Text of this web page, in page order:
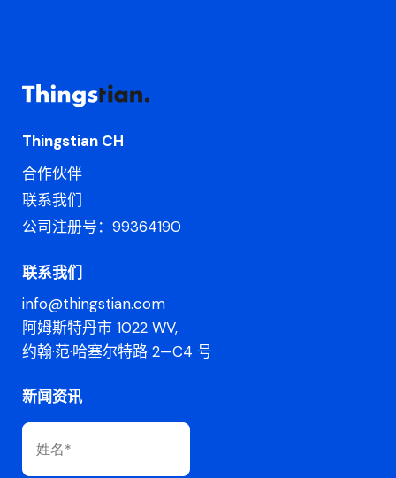
Thingstian CH
合作伙伴
联系我们
公司注册号：99364190
联系我们
info@thingstian.com
阿姆斯特丹市 1022 WV,
约翰·范·哈塞尔特路 2—C4 号
新闻资讯